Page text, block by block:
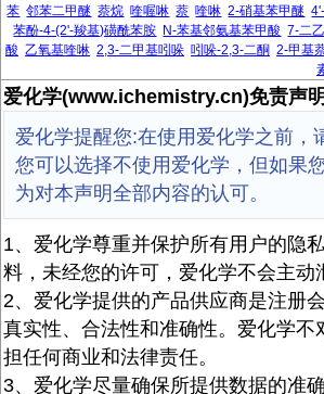
苯 邻苯二甲醚 萘烷 喹喔啉 萘 喹啉 2-硝基苯甲醚
苯酚-4-(2'-羧基)磺酰苯胺 N-苯基邻氨基苯甲酸 7-二
酸 乙氧基喹啉 2,3-二甲基吲哚 吲哚-2,3-二酮 2-甲基
爱化学(www.ichemistry.cn)免责声明
爱化学提醒您:在使用爱化学之前，
您可以选择不使用爱化学，但如果
为对本声明全部内容的认可。
1、爱化学尊重并保护所有用户的隐
料，未经您的许可，爱化学不会主动
2、爱化学提供的产品供应商是注册
真实性、合法性和准确性。爱化学
担任何商业和法律责任。
3、爱化学尽量确保所提供数据的准